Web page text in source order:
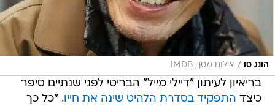
הונג סו / צילום מסך, IMDB
בריאיון לעיתון "דיילי מייל" הבריטי לפני שנתיים סיפר
כיצד התפקיד בסדרת הלהיט שינה את חייו. "כל כך